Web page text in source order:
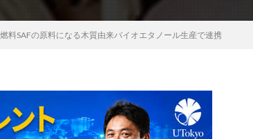
料SAFの原料になる木質由来バイオエタノール生産で連携